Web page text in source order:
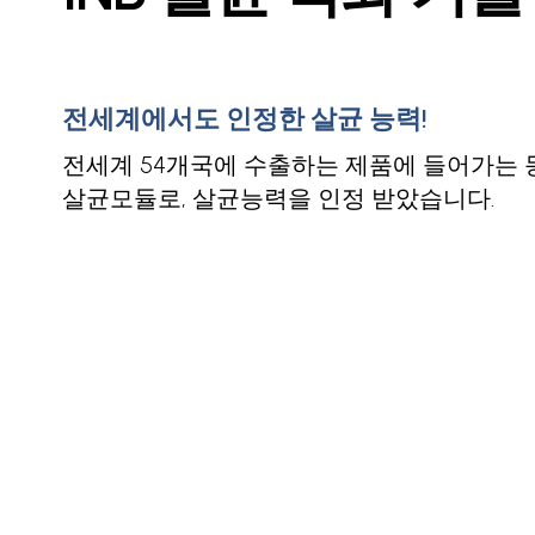
전세계에서도 인정한 살균 능력!
전세계 54개국에 수출하는 제품에 들어가는
살균모듈로, 살균능력을 인정 받았습니다.